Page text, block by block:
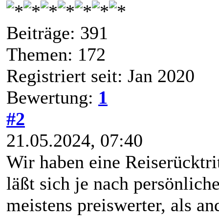
Beiträge: 391
Themen: 172
Registriert seit: Jan 2020
Bewertung: 1
#2
21.05.2024, 07:40
Wir haben eine
läßt sich je nach
meistens preiswerter, als